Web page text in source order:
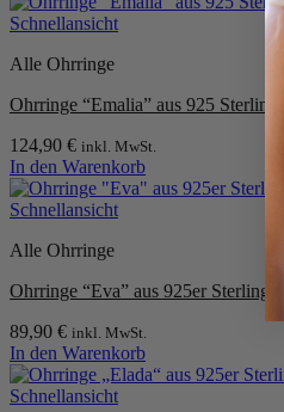
Schnellansicht
Alle Ohrringe
Ohrringe “Emalia” aus 925
124,90 € inkl. MwSt.
In den Warenkorb
Schnellansicht
Alle Ohrringe
Ohrringe “Eva” aus 925er Sterling
89,90 € inkl. MwSt.
In den Warenkorb
Schnellansicht